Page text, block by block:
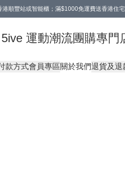
順豐站或智能櫃；滿$1000免運費送香港住
運動潮流團購專門
款方式會員專區關於我們退貨及退